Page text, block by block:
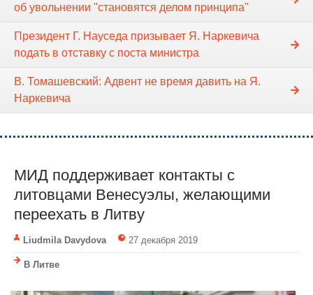
об увольнении "становятся делом принципа"
Президент Г. Науседа призывает Я. Наркевича
подать в отставку с поста министра
В. Томашевский: Адвент не время давить на Я.
Наркевича
МИД поддерживает контакты с
литовцами Венесуэлы, желающими
переехать в Литву
Liudmila Davydova 27 декабря 2019
В Литве